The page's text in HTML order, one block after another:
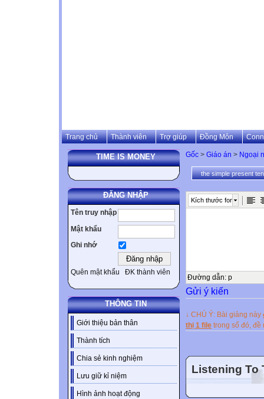
Trang chủ Thành viên Trợ giúp Đồng Môn
TIME IS MONEY
ĐĂNG NHẬP
Tên truy nhập
Mật khẩu
Ghi nhớ
Quên mật khẩu ĐK thành viên
THÔNG TIN
Giới thiệu bản thân
Thành tích
Chia sẻ kinh nghiệm
Lưu giữ kỉ niệm
Hình ảnh hoạt động
Gốc > Giáo án > Ngoại
the simple present
Kích thước font
Đường dẫn: p
Gửi ý kiến
↓ CHÚ Ý: Bài giảng này
thị 1 file trong số đó, đề
Listening To